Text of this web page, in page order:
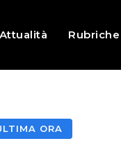
Attualità Rubriche
ORA